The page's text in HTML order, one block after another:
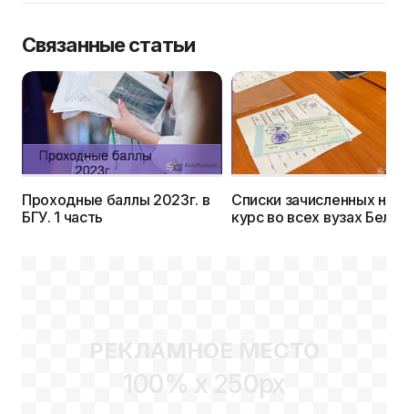
Связанные статьи
Проходные баллы 2023г. в
БГУ. 1 часть
Списки зачисленных на
курс во всех вузах
РЕКЛАМНОЕ МЕСТО
100% x 250px